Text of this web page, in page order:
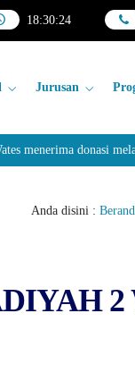
18:30:24
Jurusan
menerima donasi
Anda disini :
2